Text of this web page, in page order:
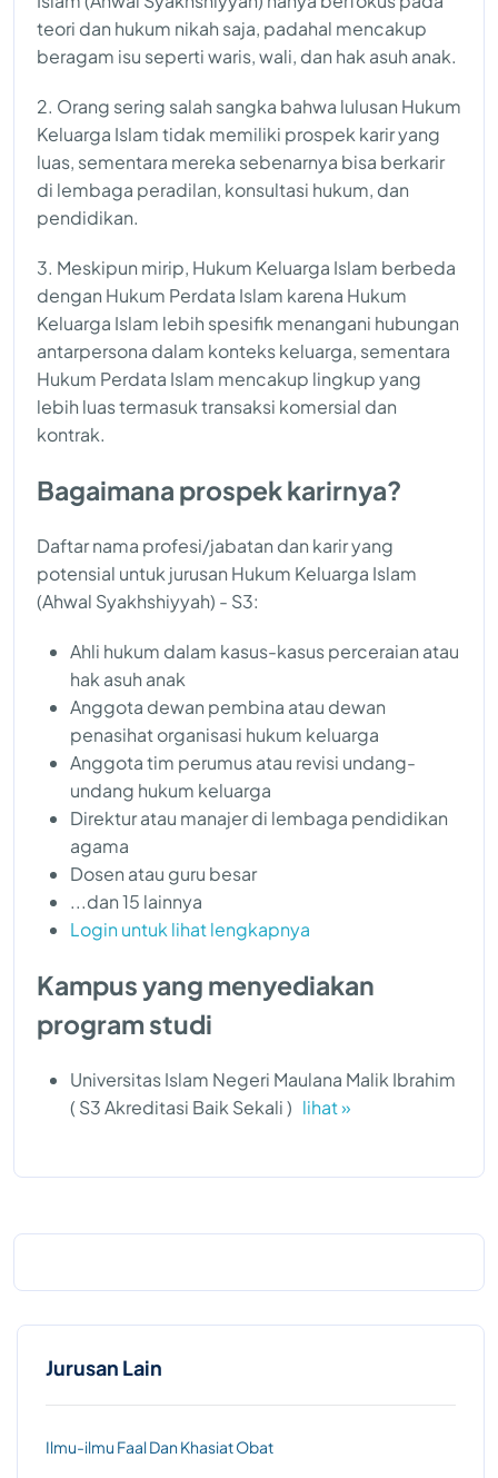
teori dan hukum nikah saja, padahal mencakup
beragam isu seperti waris, wali, dan hak asuh anak.
2. Orang sering salah sangka bahwa lulusan Hukum
Keluarga Islam tidak memiliki prospek karir yang
luas, sementara mereka sebenarnya bisa berkarir
di lembaga peradilan, konsultasi hukum, dan
pendidikan.
3. Meskipun mirip, Hukum Keluarga Islam berbeda
dengan Hukum Perdata Islam karena Hukum
Keluarga Islam lebih spesifik menangani hubungan
antarpersona dalam konteks keluarga, sementara
Hukum Perdata Islam mencakup lingkup yang
lebih luas termasuk transaksi komersial dan
kontrak.
Bagaimana prospek karirnya?
Daftar nama profesi/jabatan dan karir yang
potensial untuk jurusan Hukum Keluarga Islam
(Ahwal Syakhshiyyah) - S3:
Ahli hukum dalam kasus-kasus perceraian atau
hak asuh anak
Anggota dewan pembina atau dewan
penasihat organisasi hukum keluarga
Anggota tim perumus atau revisi undang-
undang hukum keluarga
Direktur atau manajer di lembaga pendidikan
agama
Dosen atau guru besar
...dan 15 lainnya
Login untuk lihat lengkapnya
Kampus yang menyediakan
program studi
Universitas Islam Negeri Maulana Malik Ibrahim
( S3 Akreditasi Baik Sekali ) lihat »
Jurusan Lain
Ilmu-ilmu Faal Dan Khasiat Obat